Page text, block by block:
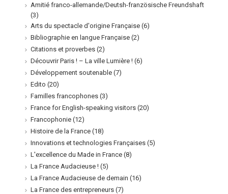
Amitié franco-allemande/Deutsh-französische Freundshaft
(3)
Arts du spectacle d'origine Française (6)
Bibliographie en langue Française (2)
Citations et proverbes (2)
Découvrir Paris ! – La ville Lumière ! (6)
Développement soutenable (7)
Edito (20)
Familles francophones (3)
France for English-speaking visitors (20)
Francophonie (12)
Histoire de la France (18)
Innovations et technologies Françaises (5)
L'excellence du Made in France (8)
La France Audacieuse ! (5)
La France Audacieuse de demain (16)
La France des entrepreneurs (7)